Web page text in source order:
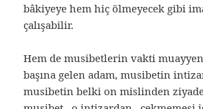
bâkiyeye hem hiç ölmeyecek gibi
çalışabilir.
Hem de musibetlerin vakti
başına gelen adam, musibetin
musibetin belki on mislinden